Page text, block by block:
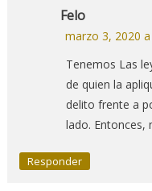
Felo
marzo 3, 2020
Tenemos Las
de quien la
delito frente a
lado. Entonces,
Responder